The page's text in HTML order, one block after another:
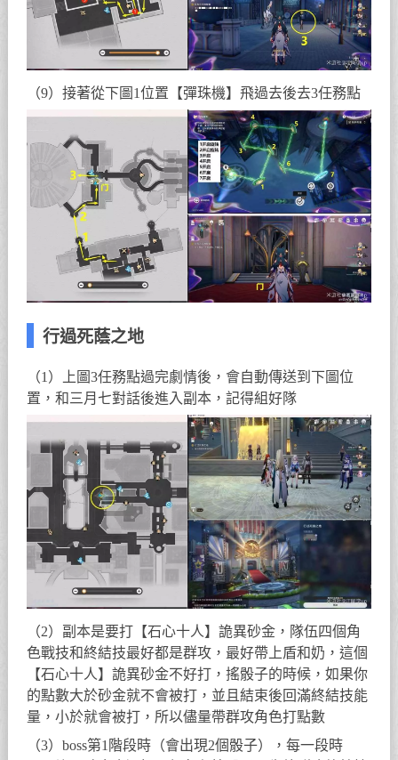
（9）接著從下圖1位置【彈珠機】飛過去後去3任務點
行過死蔭之地
（1）上圖3任務點過完劇情後，會自動傳送到下圖位
置，和三月七對話後進入副本，記得組好隊
（2）副本是要打【石心十人】詭異砂金，隊伍四個角
色戰技和終結技最好都是群攻，最好帶上盾和奶，這個
【石心十人】詭異砂金不好打，搖骰子的時候，如果你
的點數大於砂金就不會被打，並且結束後回滿終結技能
量，小於就會被打，所以儘量帶群攻角色打點數
（3）boss第1階段時（會出現2個骰子），每一段時